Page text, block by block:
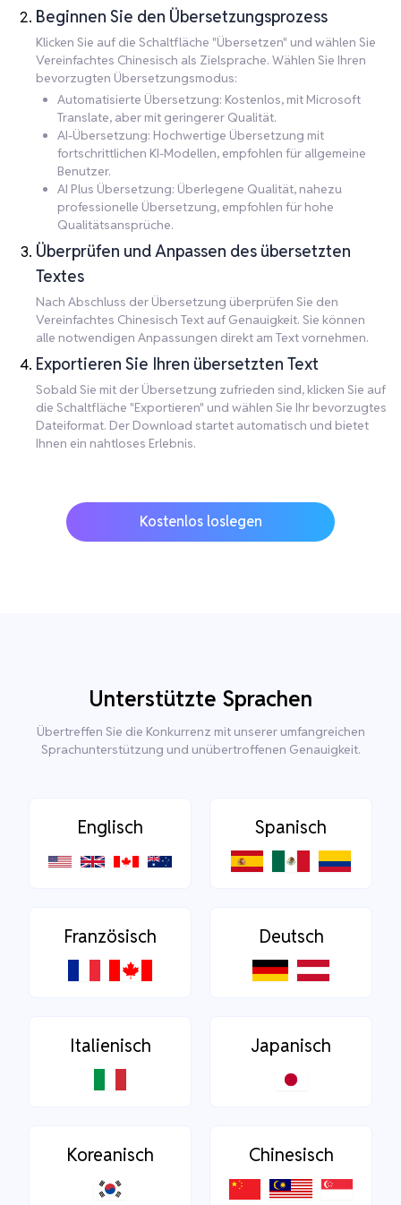
Beginnen Sie den Übersetzungsprozess
Klicken Sie auf die Schaltfläche "Übersetzen" und wählen Sie
Vereinfachtes Chinesisch als Zielsprache. Wählen Sie Ihren
bevorzugten Übersetzungsmodus:
Automatisierte Übersetzung: Kostenlos, mit Microsoft
Translate, aber mit geringerer Qualität.
AI-Übersetzung: Hochwertige Übersetzung mit
fortschrittlichen KI-Modellen, empfohlen für allgemeine
Benutzer.
AI Plus Übersetzung: Überlegene Qualität, nahezu
professionelle Übersetzung, empfohlen für hohe
Qualitätsansprüche.
Überprüfen und Anpassen des übersetzten
Textes
Nach Abschluss der Übersetzung überprüfen Sie den
Vereinfachtes Chinesisch Text auf Genauigkeit. Sie können
alle notwendigen Anpassungen direkt am Text vornehmen.
Exportieren Sie Ihren übersetzten Text
Sobald Sie mit der Übersetzung zufrieden sind, klicken Sie auf
die Schaltfläche "Exportieren" und wählen Sie Ihr bevorzugtes
Dateiformat. Der Download startet automatisch und bietet
Ihnen ein nahtloses Erlebnis.
Kostenlos loslegen
Unterstützte Sprachen
Übertreffen Sie die Konkurrenz mit unserer umfangreichen
Sprachunterstützung und unübertroffenen Genauigkeit.
Englisch Spanisch
Französisch Deutsch
Italienisch Japanisch
Koreanisch Chinesisch